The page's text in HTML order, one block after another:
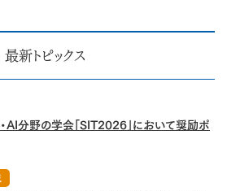
最新トピックス
AI分野の学会「SIT2026」において奨励ポ